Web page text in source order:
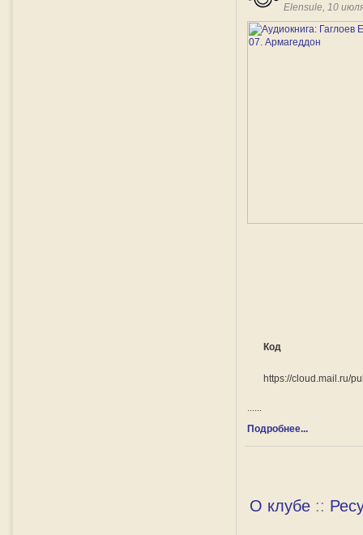
Elensule, 10
Код
https://cloud.mail.ru/
......
Подробнее...
О клубе ::